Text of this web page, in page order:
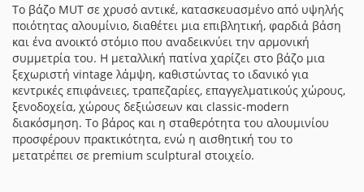
εικόνων
Το βάζο MUT σε χρυσό αντικέ, κατασκευασμένο από υψηλής
ποιότητας αλουμίνιο, διαθέτει μια επιβλητική, φαρδιά βάση
και ένα ανοικτό στόμιο που αναδεικνύει την αρμονική
συμμετρία του. Η μεταλλική πατίνα χαρίζει στο βάζο μια
ξεχωριστή vintage λάμψη, καθιστώντας το ιδανικό για
κεντρικές επιφάνειες, τραπεζαρίες, επαγγελματικούς χώρους,
ξενοδοχεία, χώρους δεξιώσεων και classic-modern
διακόσμηση. Το βάρος και η σταθερότητα του αλουμινίου
προσφέρουν πρακτικότητα, ενώ η αισθητική του το
μετατρέπει σε premium sculptural στοιχείο.